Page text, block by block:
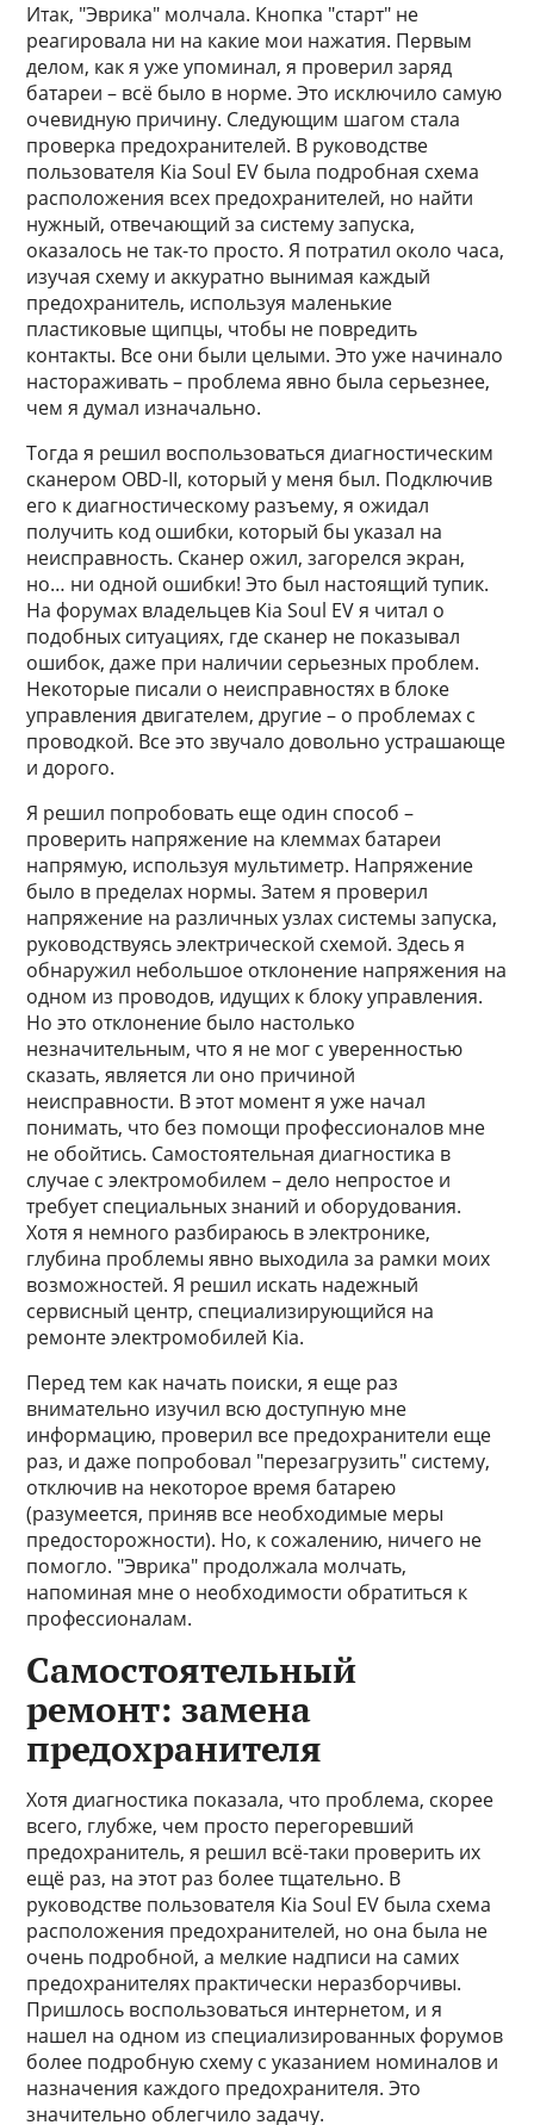
Итак, "Эврика" молчала. Кнопка "старт" не
реагировала ни на какие мои нажатия. Первым
делом, как я уже упоминал, я проверил заряд
батареи – всё было в норме. Это исключило самую
очевидную причину. Следующим шагом стала
проверка предохранителей. В руководстве
пользователя Kia Soul EV была подробная схема
расположения всех предохранителей, но найти
нужный, отвечающий за систему запуска,
оказалось не так-то просто. Я потратил около часа,
изучая схему и аккуратно вынимая каждый
предохранитель, используя маленькие
пластиковые щипцы, чтобы не повредить
контакты. Все они были целыми. Это уже начинало
настораживать – проблема явно была серьезнее,
чем я думал изначально.
Тогда я решил воспользоваться диагностическим
сканером OBD-II, который у меня был. Подключив
его к диагностическому разъему, я ожидал
получить код ошибки, который бы указал на
неисправность. Сканер ожил, загорелся экран,
но… ни одной ошибки! Это был настоящий тупик.
На форумах владельцев Kia Soul EV я читал о
подобных ситуациях, где сканер не показывал
ошибок, даже при наличии серьезных проблем.
Некоторые писали о неисправностях в блоке
управления двигателем, другие – о проблемах с
проводкой. Все это звучало довольно устрашающе
и дорого.
Я решил попробовать еще один способ –
проверить напряжение на клеммах батареи
напрямую, используя мультиметр. Напряжение
было в пределах нормы. Затем я проверил
напряжение на различных узлах системы запуска,
руководствуясь электрической схемой. Здесь я
обнаружил небольшое отклонение напряжения на
одном из проводов, идущих к блоку управления.
Но это отклонение было настолько
незначительным, что я не мог с уверенностью
сказать, является ли оно причиной
неисправности. В этот момент я уже начал
понимать, что без помощи профессионалов мне
не обойтись. Самостоятельная диагностика в
случае с электромобилем – дело непростое и
требует специальных знаний и оборудования.
Хотя я немного разбираюсь в электронике,
глубина проблемы явно выходила за рамки моих
возможностей. Я решил искать надежный
сервисный центр, специализирующийся на
ремонте электромобилей Kia.
Перед тем как начать поиски, я еще раз
внимательно изучил всю доступную мне
информацию, проверил все предохранители еще
раз, и даже попробовал "перезагрузить" систему,
отключив на некоторое время батарею
(разумеется, приняв все необходимые меры
предосторожности). Но, к сожалению, ничего не
помогло. "Эврика" продолжала молчать,
напоминая мне о необходимости обратиться к
профессионалам.
Самостоятельный
ремонт: замена
предохранителя
Хотя диагностика показала, что проблема, скорее
всего, глубже, чем просто перегоревший
предохранитель, я решил всё-таки проверить их
ещё раз, на этот раз более тщательно. В
руководстве пользователя Kia Soul EV была схема
расположения предохранителей, но она была не
очень подробной, а мелкие надписи на самих
предохранителях практически неразборчивы.
Пришлось воспользоваться интернетом, и я
нашел на одном из специализированных форумов
более подробную схему с указанием номиналов и
назначения каждого предохранителя. Это
значительно облегчило задачу.